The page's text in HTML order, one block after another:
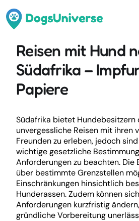
Reisen mit Hund
Südafrika –
Papiere
Südafrika bietet Hundebesitzern
unvergessliche Reisen mit ihren
Freunden zu erleben, jedoch
wichtige gesetzliche
Anforderungen zu beachten. Die
über bestimmte Grenzstellen
Einschränkungen hinsichtlich
Hunderassen. Zudem können
Anforderungen kurzfristig
gründliche Vorbereitung